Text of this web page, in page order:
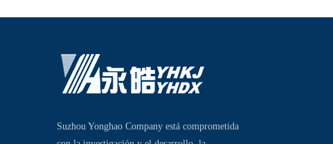
Suzhou Yonghao Company está comprometida